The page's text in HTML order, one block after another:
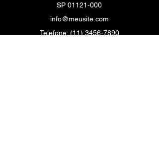
SP 01121-000
info@meusite.com
Telefone: (11) 3456-7890